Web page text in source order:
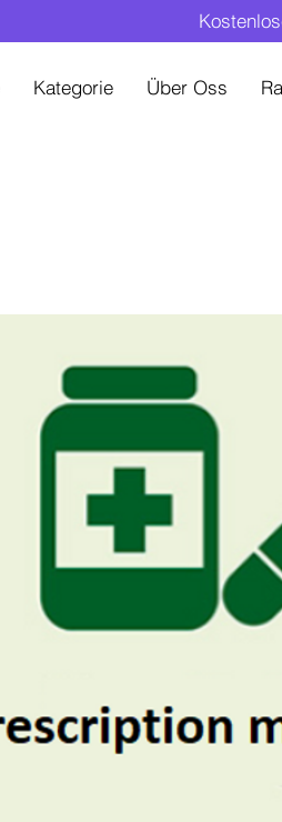
Kategorie Über Oss